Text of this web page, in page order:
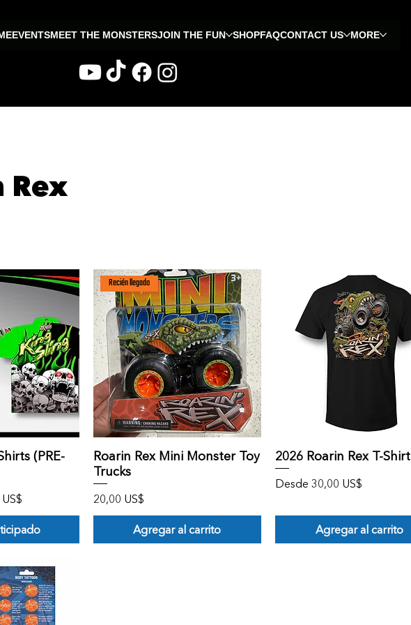
EVENTSMEET THE MONSTERSJOIN THE FUN SHOPFAQCONTACT US MORE
Rex
(PRE-
de oferta
Vista rápida
Recién llegado
Roarin Rex Mini Monster Toy
Trucks
Precio
20,00 US$
Agregar al carrito
Vista rápida
2026 Roarin Rex T-Shirt
Desde 30,00 US$
Precio de oferta
Agregar al carrito